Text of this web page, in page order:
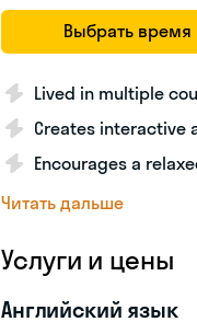
Выбрать время
Lived in multiple
Creates interactive
Encourages a
Читать дальше
Услуги и цены
Английский язык